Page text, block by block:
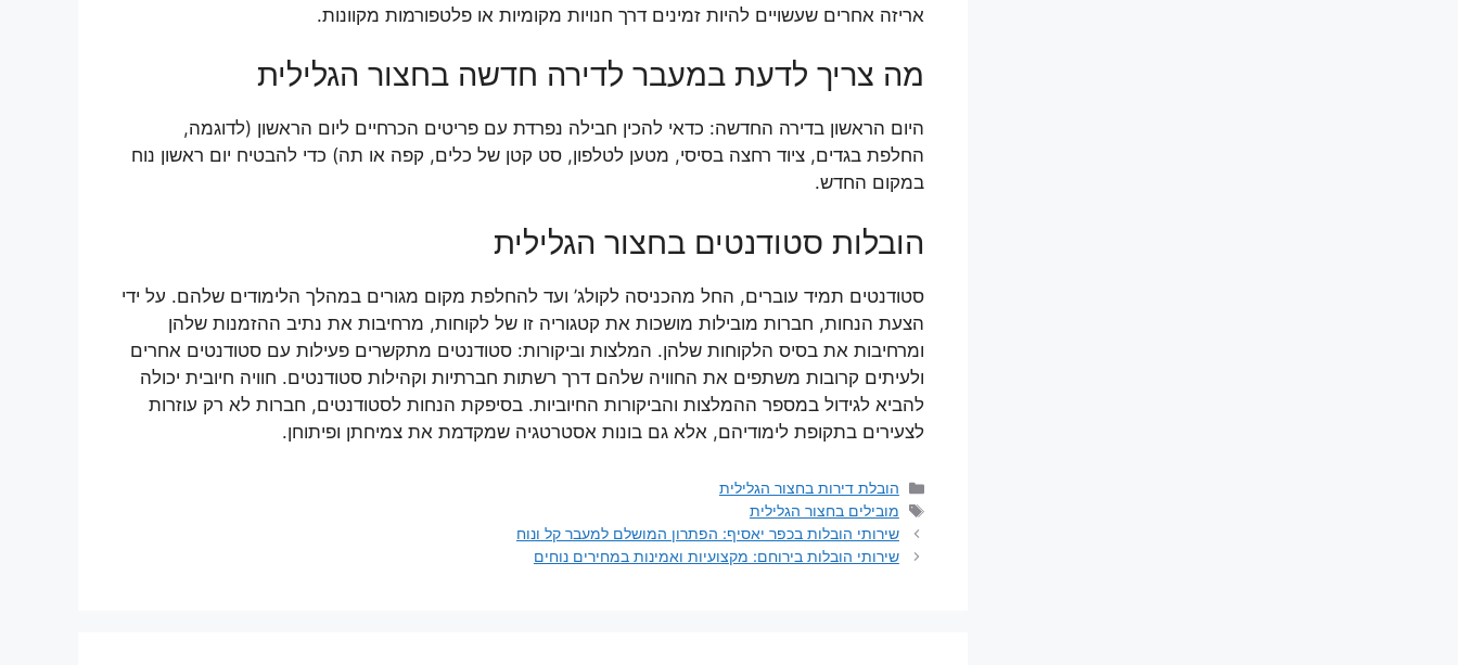
אריזה אחרים שעשויים להיות זמינים דרך חנויות מקומיות או פלטפורמות מקוונות.
מה צריך לדעת במעבר לדירה חדשה בחצור הגלילית
היום הראשון בדירה החדשה: כדאי להכין חבילה נפרדת עם פריטים הכרחיים ליום הראשון (לדוגמה,
החלפת בגדים, ציוד רחצה בסיסי, מטען לטלפון, סט קטן של כלים, קפה או תה) כדי להבטיח יום ראשון נוח
במקום החדש.
הובלות סטודנטים בחצור הגלילית
סטודנטים תמיד עוברים, החל מהכניסה לקולג’ ועד להחלפת מקום מגורים במהלך הלימודים שלהם. על ידי
הצעת הנחות, חברות מובילות מושכות את קטגוריה זו של לקוחות, מרחיבות את נתיב ההזמנות שלהן
ומרחיבות את בסיס הלקוחות שלהן. המלצות וביקורות: סטודנטים מתקשרים פעילות עם סטודנטים אחרים
ולעיתים קרובות משתפים את החוויה שלהם דרך רשתות חברתיות וקהילות סטודנטים. חוויה חיובית יכולה
להביא לגידול במספר ההמלצות והביקורות החיוביות. בסיפקת הנחות לסטודנטים, חברות לא רק עוזרות
לצעירים בתקופת לימודיהם, אלא גם בונות אסטרטגיה שמקדמת את צמיחתן ופיתוחן.
קטגוריות
הובלת דירות בחצור הגלילית
תגיות
מובילים בחצור הגלילית
שירותי הובלות בכפר יאסיף: הפתרון המושלם למעבר קל ונוח
שירותי הובלות בירוחם: מקצועיות ואמינות במחירים נוחים